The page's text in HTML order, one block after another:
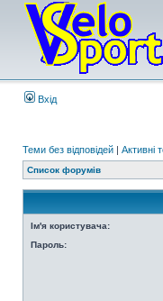
Вхід
Теми без відповідей | Активні
Список форумів
Ім'я користувача:
Пароль: